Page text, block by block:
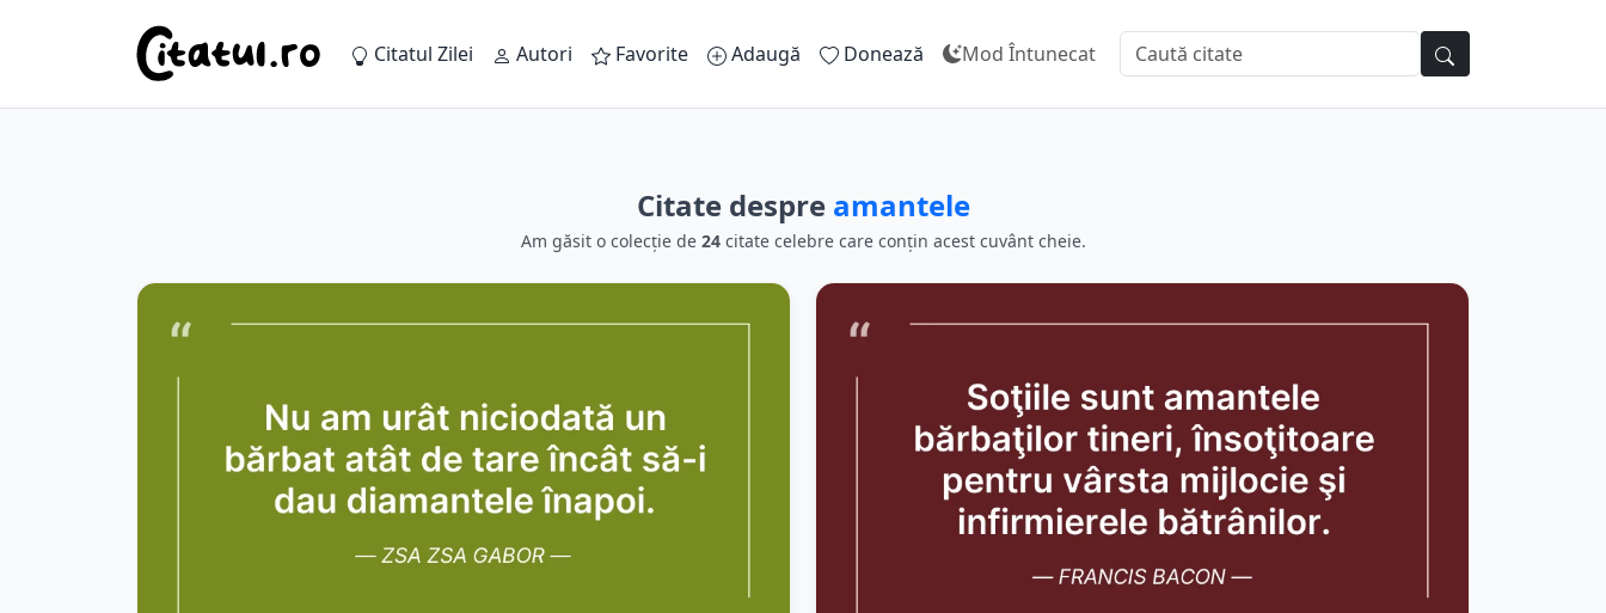
Citatul Zilei Autori Favorite Adaugă Donează Mod Întunecat
Citate despre amantele
Am găsit o colecție de 24citate celebre care conțin acest cuvânt cheie.